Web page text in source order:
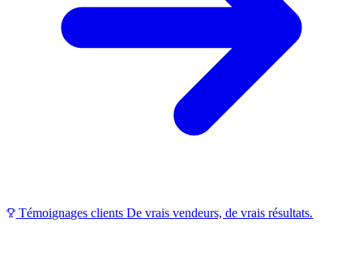
Témoignages clients De vrais vendeurs, de vrais résultats.